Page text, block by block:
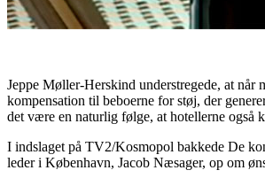
Jeppe Møller-Herskind understregede, at når
kompensation til beboerne for støj, der
det være en naturlig følge, at hotellerne også
I indslaget på TV2/Kosmopol bakkede De
leder i København, Jacob Næsager, op om